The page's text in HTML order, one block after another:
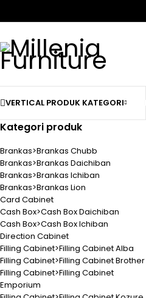
VERTICAL PRODUK KATEGORI
Kategori produk
Brankas>Brankas Chubb
Brankas>Brankas Daichiban
Brankas>Brankas Ichiban
Brankas>Brankas Lion
Card Cabinet
Cash Box>Cash Box Daichiban
Cash Box>Cash Box Ichiban
Direction Cabinet
Filling Cabinet>Filling Cabinet Alba
Filling Cabinet>Filling Cabinet Brother
Filling Cabinet>Filling Cabinet
Emporium